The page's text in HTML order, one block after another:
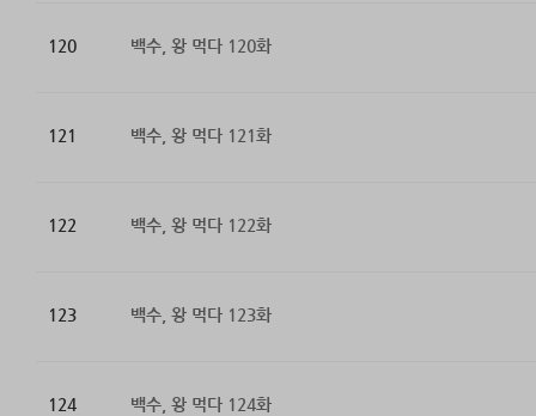
120 백수, 왕 먹다 120화
121 백수, 왕 먹다 121화
122 백수, 왕 먹다 122화
123 백수, 왕 먹다 123화
124 백수, 왕 먹다 124화